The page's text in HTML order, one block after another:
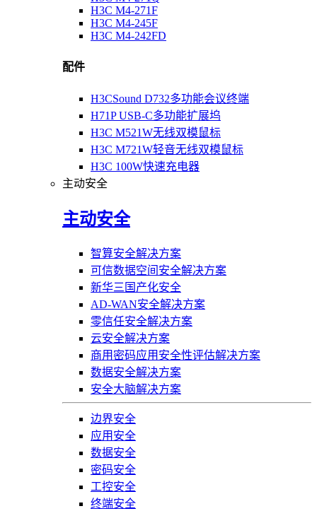
H3C M4-271F
H3C M4-245F
H3C M4-242FD
配件
H3CSound D732多功能会议终端
H71P USB-C多功能扩展坞
H3C M521W无线双模鼠标
H3C M721W轻音无线双模鼠标
H3C 100W快速充电器
主动安全
主动安全
智算安全解决方案
可信数据空间安全解决方案
新华三国产化安全
AD-WAN安全解决方案
零信任安全解决方案
云安全解决方案
商用密码应用安全性评估解决方案
数据安全解决方案
安全大脑解决方案
边界安全
应用安全
数据安全
密码安全
工控安全
终端安全